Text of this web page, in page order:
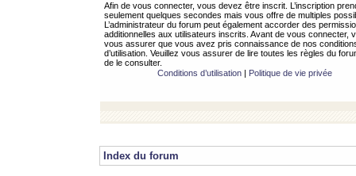
Afin de vous connecter, vous devez être inscrit. L’inscription
seulement quelques secondes mais vous offre de multiples
L’administrateur du forum peut également accorder des
additionnelles aux utilisateurs inscrits. Avant de vous connecter,
vous assurer que vous avez pris connaissance de nos
d’utilisation. Veuillez vous assurer de lire toutes les règles du
de le consulter.
Conditions d’utilisation| Politique de vie privée
Index du forum